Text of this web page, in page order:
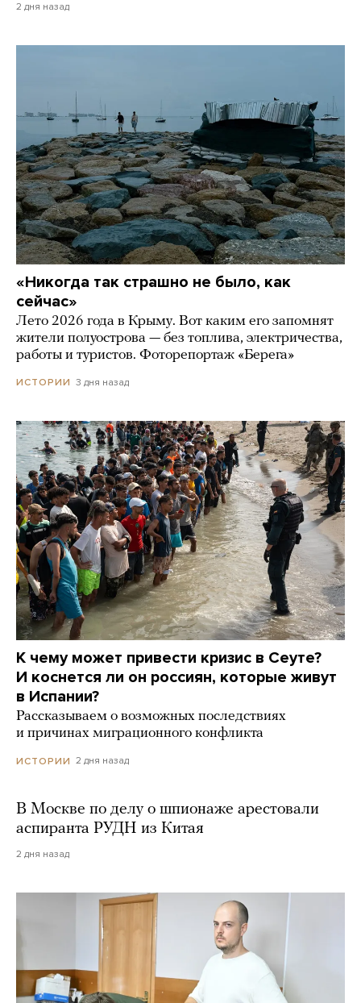
2 дня назад
«Никогда так страшно не было, как
сейчас»
Лето 2026 года в Крыму. Вот каким его запомнят
жители полуострова — без топлива, электричества,
работы и туристов. Фоторепортаж «Берега»
ИСТОРИИ 3 дня назад
К чему может привести кризис в Сеуте?
И коснется ли он россиян, которые живут
в Испании?
Рассказываем о возможных последствиях
и причинах миграционного конфликта
ИСТОРИИ 2 дня назад
В Москве по делу о шпионаже арестовали
аспиранта РУДН из Китая
2 дня назад